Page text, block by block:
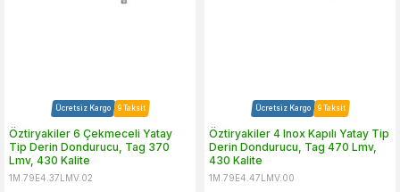
Ücretsiz Kargo 9 Taksit
Öztiryakiler 6 Çekmeceli Yatay
Tip Derin Dondurucu, Tag 370
Lmv, 430 Kalite
1M.79E4.37LMV.02
Ücretsiz Kargo 9 Taksit
Öztiryakiler 4 Inox Kapılı Yatay Tip
Derin Dondurucu, Tag 470 Lmv,
430 Kalite
1M.79E4.47LMV.00